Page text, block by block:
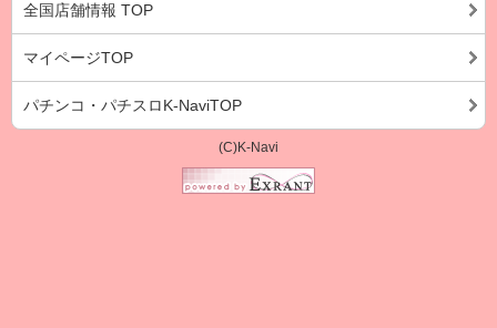
全国店舗情報 TOP
マイページTOP
パチンコ・パチスロK-NaviTOP
(C)K-Navi